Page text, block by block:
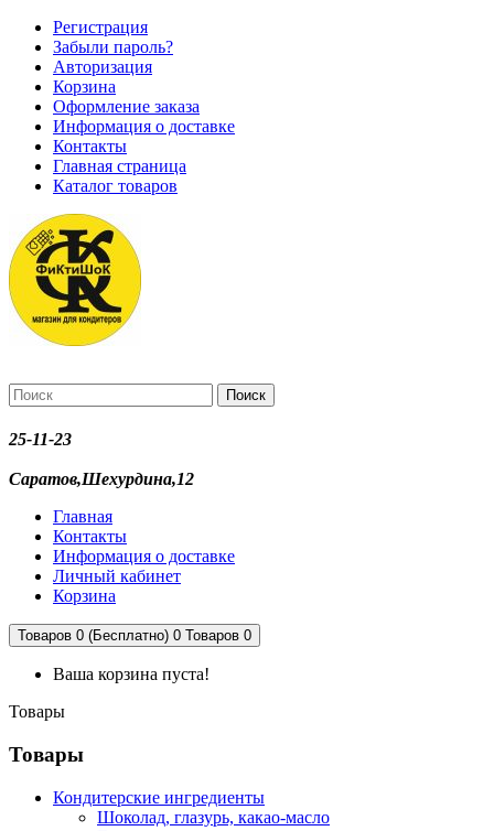
Регистрация
Забыли пароль?
Авторизация
Корзина
Оформление заказа
Информация о доставке
Контакты
Главная страница
Каталог товаров
Поиск
25-11-23
Саратов,Шехурдина,12
Главная
Контакты
Информация о доставке
Личный кабинет
Корзина
Товаров 0 (Бесплатно) 0 Товаров 0
Ваша корзина пуста!
Товары
Товары
Кондитерские ингредиенты
Шоколад, глазурь, какао-масло